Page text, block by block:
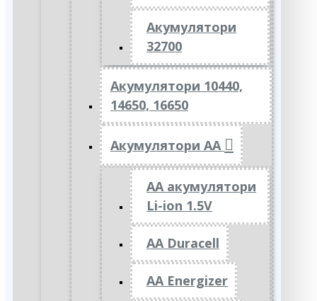
Акумулятори
32700
Акумулятори 10440,
14650, 16650
Акумулятори АА
AA акумулятори
Li-ion 1.5V
AA Duracell
AA Energizer